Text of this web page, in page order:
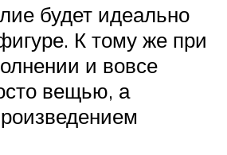
будет идеально
К тому же при
и вовсе
вещью, а